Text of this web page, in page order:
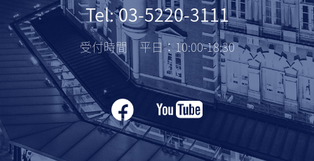
Tel: 03-5220-3111
受付時間 平日：10:00-18:30